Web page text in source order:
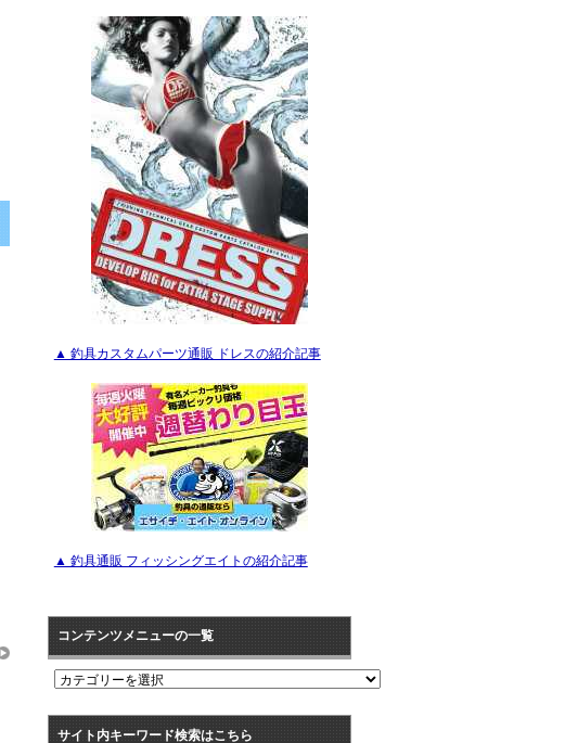
▲ 釣具カスタムパーツ通販 ドレスの紹介記事
▲ 釣具通販 フィッシングエイトの紹介記事
コンテンツメニューの一覧
コ
テ
ン
サイト内キーワード検索はこちら